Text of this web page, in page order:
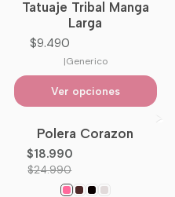
sobre la textura sherpa.
mejor la textura.
con la talla?
a elegir la talla correcta
WhatsApp
Tatuaje Tribal Manga
Larga
$9.490
|Generico
Ver opciones
-24%OFF
Polera Corazon
$18.990
$24.990